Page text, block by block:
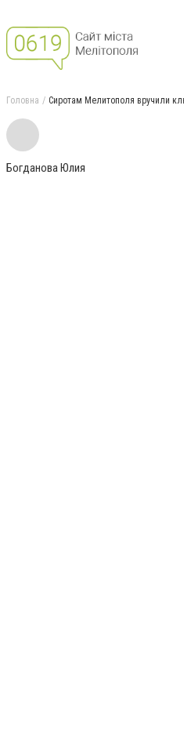
Головна Сиротам Мелитополя вручили
Богданова Юлия